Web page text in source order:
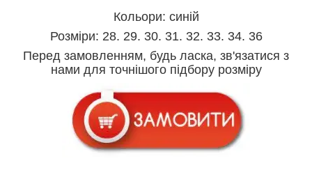
Кольори: синій
Розміри: 28. 29. 30. 31. 32. 33. 34. 36
Перед замовленням, будь ласка, зв'язатися з
нами для точнішого підбору розміру